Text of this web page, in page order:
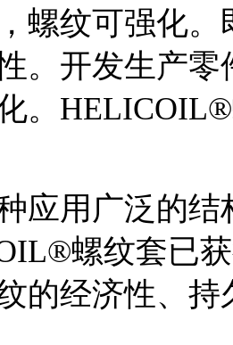
螺纹可强化
。开发生产
。
应用广泛的
螺纹套已
的经济性、持